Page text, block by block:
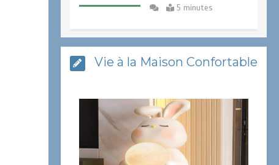
5 minutes
en parchemin
Vie à la Maison Confortable